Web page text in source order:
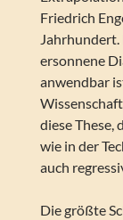
Friedrich
Jahrhundert.
ersonnene
anwendbar
diese These,
wie in der
auch
Die größte